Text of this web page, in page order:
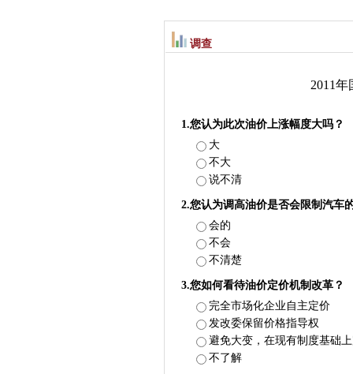
调查
2011
1.您认为此次油价上涨幅度大吗？
大
不大
说不清
2.您认为调高油价是否会限制汽车
会的
不会
不清楚
3.您如何看待油价定价机制改革？
完全市场化企业自主定价
发改委保留价格指导权
避免大变，在现有制度基础
不了解